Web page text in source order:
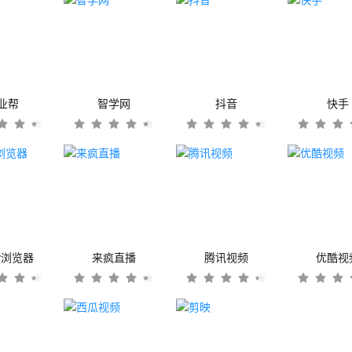
帮 智学网 抖音 快手
览器 来疯直播 腾讯视频 优酷视